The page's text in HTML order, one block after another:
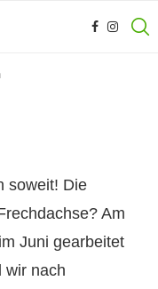
soweit! Die
Am
Juni gearbeitet
wir nach